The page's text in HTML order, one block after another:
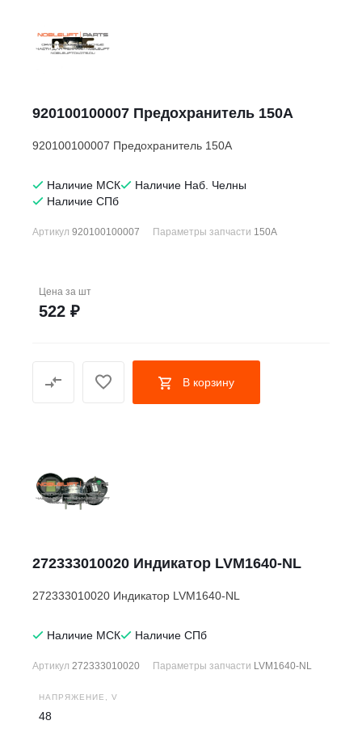
920100100007 Предохранитель 150A
920100100007 Предохранитель 150A
Наличие МСК
Наличие Наб. Челны
Наличие СПб
Артикул 920100100007 Параметры запчасти 150А
Цена за шт
522 ₽
В корзину
272333010020 Индикатор LVM1640-NL
272333010020 Индикатор LVM1640-NL
Наличие МСК Наличие СПб
Артикул 272333010020 Параметры запчасти LVM1640-NL
НАПРЯЖЕНИЕ, V
48